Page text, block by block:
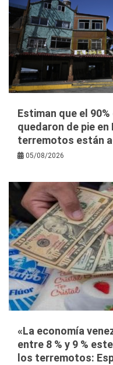
Estiman que el
quedaron de pie
terremotos están
05/08/2026
«La economía
entre 8 % y 9 %
los terremotos: